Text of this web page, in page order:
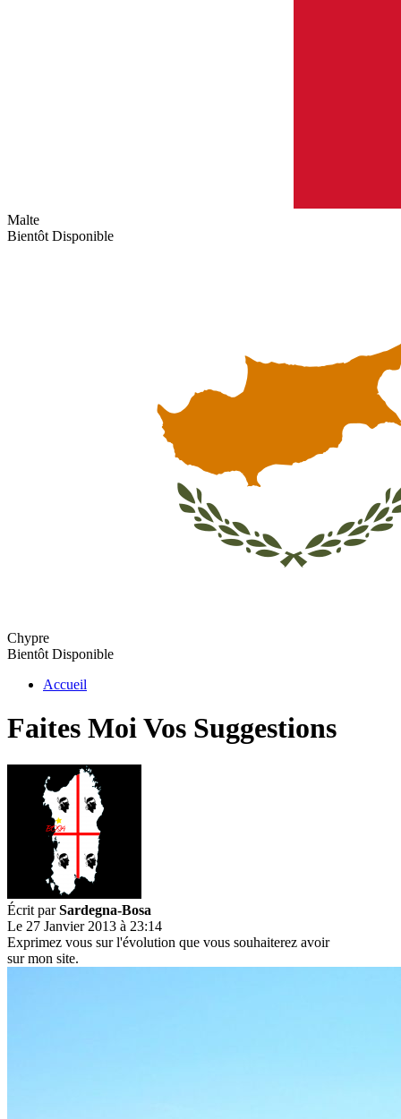
Malte
Bientôt Disponible
Chypre
Bientôt Disponible
Accueil
Faites Moi Vos Suggestions
Écrit parSardegna-Bosa
Le 27 Janvier 2013 à 23:14
Exprimez vous sur l'évolution que vous souhaiterez avoir
sur mon site.